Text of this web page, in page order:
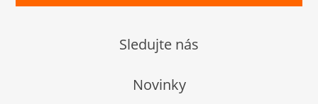
Sledujte nás
Novinky